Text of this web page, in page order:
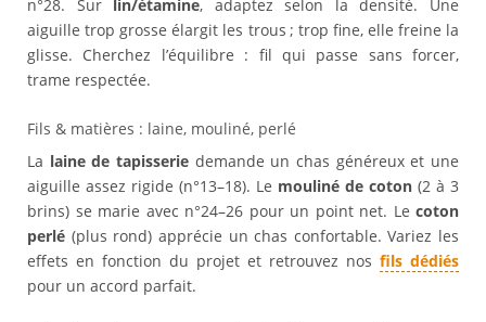
n°28. Sur lin/étamine, adaptez selon la densité. Une
aiguille trop grosse élargit les trous ; trop fine, elle freine la
glisse. Cherchez l’équilibre : fil qui passe sans forcer,
trame respectée.
Fils & matières : laine, mouliné, perlé
La laine de tapisserie demande un chas généreux et une
aiguille assez rigide (n°13–18). Le mouliné de coton (2 à 3
brins) se marie avec n°24–26 pour un point net. Le coton
perlé (plus rond) apprécie un chas confortable. Variez les
effets en fonction du projet et retrouvez nos fils dédiés
pour un accord parfait.